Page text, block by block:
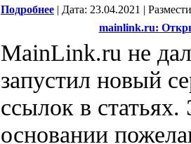
Подробнее | Дата: 23.04.2021 |
mainlink.ru:
MainLink.ru не
запустил новый
ссылок в
основании